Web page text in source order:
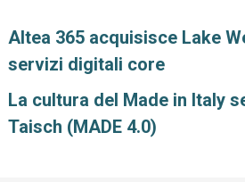
Altea 365 acquisisce Lake
servizi digitali core
La cultura del Made in Italy
Taisch (MADE 4.0)